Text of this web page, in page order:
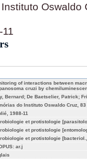
Oswaldo
of interactions between
cruzi by
Bernard; De Baetselier, Patrick;
do Instituto Oswaldo Cruz,
1988-11
et protistologie
et protistologie
et protistologie
ar.j